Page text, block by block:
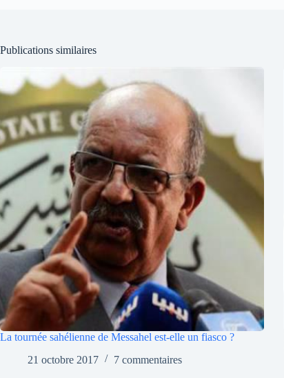
Publications similaires
La tournée sahélienne de Messahel est-elle un fiasco ?
21 octobre 2017
7 commentaires